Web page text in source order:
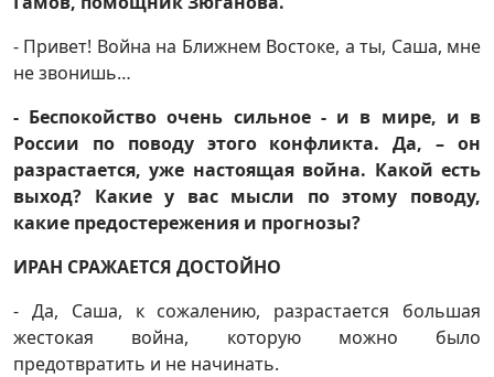
- Привет! Война на Ближнем Востоке, а ты, Саша, мне
не звонишь…
- Беспокойство очень сильное - и в мире, и в
России по поводу этого конфликта. Да, – он
разрастается, уже настоящая война. Какой есть
выход? Какие у вас мысли по этому поводу,
какие предостережения и прогнозы?
ИРАН СРАЖАЕТСЯ ДОСТОЙНО
- Да, Саша, к сожалению, разрастается большая
жестокая война, которую можно было
предотвратить и не начинать.